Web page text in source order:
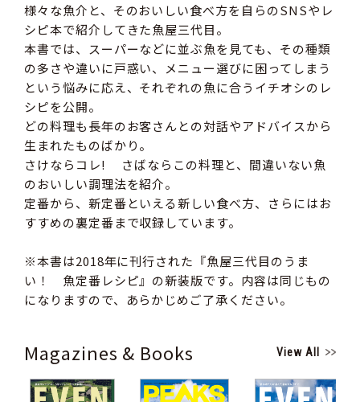
様々な魚介と、そのおいしい食べ方を自らのSNSやレ
シピ本で紹介してきた魚屋三代目。
本書では、スーパーなどに並ぶ魚を見ても、その種類
の多さや違いに戸惑い、メニュー選びに困ってしまう
という悩みに応え、それぞれの魚に合うイチオシのレ
シピを公開。
どの料理も長年のお客さんとの対話やアドバイスから
生まれたものばかり。
さけならコレ! さばならこの料理と、間違いない魚
のおいしい調理法を紹介。
定番から、新定番といえる新しい食べ方、さらにはお
すすめの裏定番まで収録しています。
※本書は2018年に刊行された『魚屋三代目のうま
い！ 魚定番レシピ』の新装版です。内容は同じもの
になりますので、あらかじめご了承ください。
Magazines & Books View All